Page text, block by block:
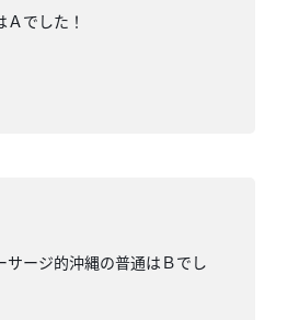
でした！
ージ的沖縄の普通はＢでし